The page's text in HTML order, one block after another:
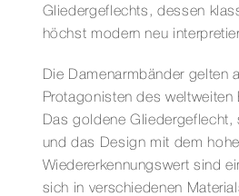
Gliedergeflechts, dessen
höchst modern neu
Die Damenarmbänder gelten
Protagonisten des weltweiten
Das goldene Gliedergeflecht,
und das Design mit dem
Wiedererkennungswert sind
sich in verschiedenen